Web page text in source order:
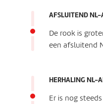
AFSLUITEND NL-
De rook is
een afsluitend
HERHALING NL-
Er is nog